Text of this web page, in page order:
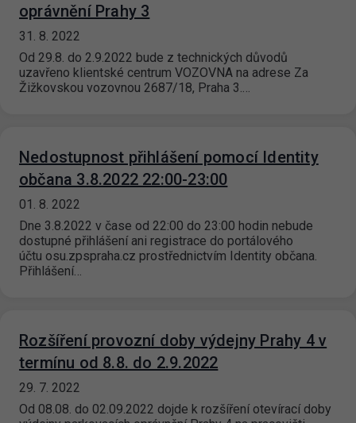
oprávnění Prahy 3
31. 8. 2022
Od 29.8. do 2.9.2022 bude z technických důvodů
uzavřeno klientské centrum VOZOVNA na adrese Za
Žižkovskou vozovnou 2687/18, Praha 3.…
Nedostupnost přihlášení pomocí Identity
občana 3.8.2022 22:00-23:00
01. 8. 2022
Dne 3.8.2022 v čase od 22:00 do 23:00 hodin nebude
dostupné přihlášení ani registrace do portálového
účtu osu.zpspraha.cz prostřednictvím Identity občana.
Přihlášení…
Rozšíření provozní doby výdejny Prahy 4 v
termínu od 8.8. do 2.9.2022
29. 7. 2022
Od 08.08. do 02.09.2022 dojde k rozšíření otevírací doby